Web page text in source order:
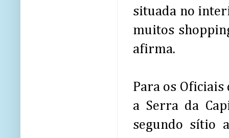
situada no
muitos
afirma.
Para os Oficiais
a Serra da
segundo sítio